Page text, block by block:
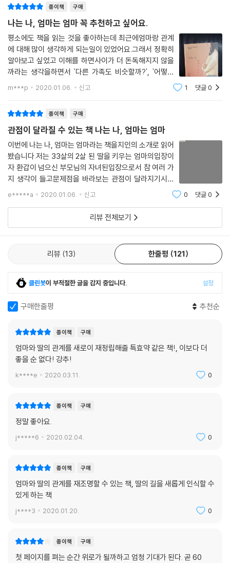
모순된 메시지를 보낸다.
--- p.213
열심히 하든 아무 일도 안 하든 긍정적인 말을 해주지 않는다면, 차라리 아
무 일도 하지 않는 편이 낫다.
--- p.238
이 세상에 낳아주고 키워준 데 대한 가장 큰 보답은 ‘보란 듯이 잘 사는
앞으로 나아가는 수밖에 없다. 엄마라는 족쇄를 풀어버리면 ‘배은망덕한
딸’, ‘불효녀’라는 말을 들을지도 모르지만, 이 세상에 태어난 사람의 가장
큰 의무는 자기 자신의 인생을 완수하는 것이다.
--- p.243
방치하게 되더라도 두 사람이 불행하게 사느니 한 사람이라도 행복해지는
편이 낫다’고 말이다.
‘사람은 스스로 어찌하기 어려운 현실을 받아들이면서부터 성숙해진다.’_
p.243
‘좋은 딸’ ‘좋은 아내’ ‘좋은 엄마’라는 사회적 환상에서 벗어나
마친 사토코가 대문을 나설 때도 엄마는 여전히 부엌에 있었다. 그리고 사
토코가 학교에서 돌아왔을 때 역시 엄마는 부엌에 있었다.(중략) 온 가족
이 식사를 시작해도 엄마는 부엌에 서서 일을 계속했고, 할아버지와 할머
니가 식사를 마칠 무렵에야 겨우 식탁에 앉았다.’_본문 중에서
한편, 이 책은 딸들에게는 수수께끼와 같은 엄마의 심리를 분석했다는 점
에서 흥미로운 관점을 제시한다. 딸에게 지나치게 의지하거나 간섭하는 엄
마, 식사를 강요하는 엄마, 매사 지적하는 엄마 등, 각기 사연은 다르지만
딸인 사토코를 힘들게 하는 엄마 게이코는 가부장적인 시대적 분위기 속에
‘음식’이라는 수단 외에는 자신을 표현할 수 없었던 여성이었다. 또한, 매사
어 보며 분노했다.
특히, 저자는 매사 지적하는 엄마로 인해 자존감이 밑바닥까지 떨어졌던
여주며, 현실 속의 딸은 어떤 대처를 할 수 있는지 또 이러한 이면 속에는
어떤 사회심리학적 메시지가 숨겨져 있는지를 분석해낸다. 이처럼 모녀 관
계 갈등을 사회심리적 측면에서 면밀하게 분석하는 것은, 엄마를 통해 사
회가 요구하는 것과 엄마의 욕망 그리고 딸인 자기 자신의 욕망을 좀 더 명
확하게 구분함으로써 진짜 나를 찾고, 살아가는 데 필요한 자존감을 지킬
관계 일지라도 나의 마음을 지키는 것이 먼저’라는 사실을 기억한다면, 한
층 홀가분한 마음으로 엄마를 대할 수 있다고 다시 한번 강조한다.
‘엄마가 낳아주고 키워줬다고 해서 자신을 희생할 필요는 없다. 이 세상에
듯이 잘 사는 데 엄마의 존재 자체가 족쇄라면 족쇄를 풀고 앞으로 나아가
는 수밖에 없다. 엄마라는 족쇄를 풀어버리면 ‘배은망덕한 딸’, ‘불효녀’라
는 말을 들을지도 모르지만, 이 세상에 태어난 사람의 가장 큰 의무는 자기
자신의 인생을 완수하는 것이다. 이를 위해 배은망덕한 딸이 되어야 한다
면 당당하게 그런 딸이 되면 그만이다. 자기 행복에 대한 책임보다 더 막중
종이책 구매
나는 나, 엄마는 엄마 꼭 추천하고 싶어요.
평소에도 책을 읽는 것을 좋아하는데 최근에엄마랑 관계
에 대해 많이 생각하게 되는일이 있었어요.그래서 정확히
알아보고 싶었고 이해를 하면사이가 더 돈독해지지 않을
까라는 생각을하면서 '다른 가족도 비슷할까?', '어떻게
서로를더 알아갈 수 있을까?' 라는 궁금증이 생기고나는
나, 엄마는 엄마의 첫 페이지를 열게되었어요. 5가지의
m***p 2020.01.06. 신고 1 댓글0
종이책 구매
관점이 달라질 수 있는 책 나는 나, 엄마는 엄마
이번에 나는 나, 엄마는 엄마라는 책을지인의 소개로 읽어
봤습니다.저는 33살의 2살 된 딸을 키우는 엄마의입장이
자 환갑이 넘으신 부모님의 자녀된입장으로서 참 여러 가
지 생각이 들고문제점을 바라보는 관점이 달라지기시작
한 것 같습니다.처음에는 단순하게 화목한 엄마와 딸이되
하지만 사회가 정해준 역할의 바운더리안에서
e*****a 2020.01.06. 신고 0 댓글0
리뷰 전체보기
리뷰 13 한줄평 121
클린봇이 부적절한 글을 감지 중입니다. 설정
구매한줄평 추천순
종이책 구매
엄마와 딸의 관계를 새로이 재정립해줄 특효약 같은 책!, 이보다 더
좋을 순 없다! 강추!
k****e 2020.03.11. 0
종이책 구매
정말 좋아요.
j*****6 2020.02.04. 0
종이책 구매
엄마와 딸의 관계를 재조명할 수 있는 책, 딸의 길을 새롭게 인식할 수
있게 하는 책
j****3 2020.01.20. 0
종이책 구매
첫 페이지를 펴는 순간 위로가 될까하고 엄청 기대가 된다. 곧 60